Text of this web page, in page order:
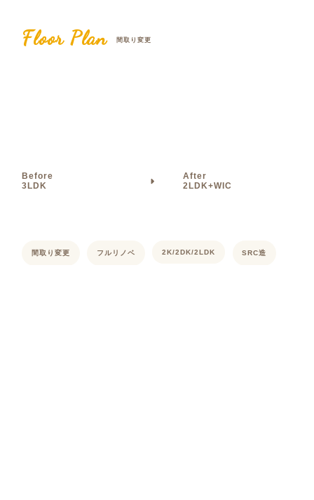
Floor Plan 間取り変更
Before
3LDK
After
2LDK+WIC
間取り変更 フルリノベ 2K/2DK/2LDK SRC造